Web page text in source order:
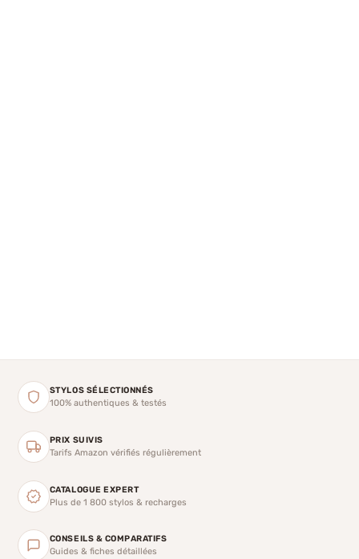
STYLOS SÉLECTIONNÉS
100% authentiques & testés
PRIX SUIVIS
Tarifs Amazon vérifiés régulièrement
CATALOGUE EXPERT
Plus de 1 800 stylos & recharges
CONSEILS & COMPARATIFS
Guides & fiches détaillées